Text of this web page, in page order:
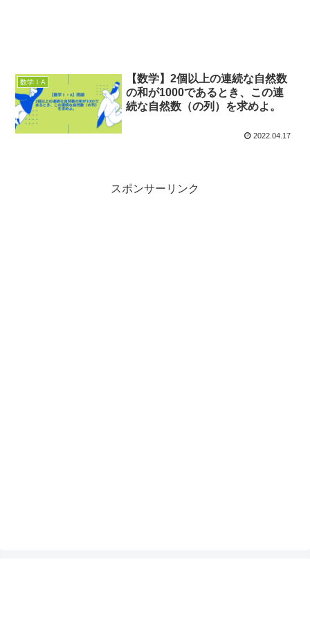
数学ⅠA
【数学】2個以上の連続な自然数
の和が1000であるとき、この連
続な自然数（の列）を求めよ。
2022.04.17
スポンサーリンク